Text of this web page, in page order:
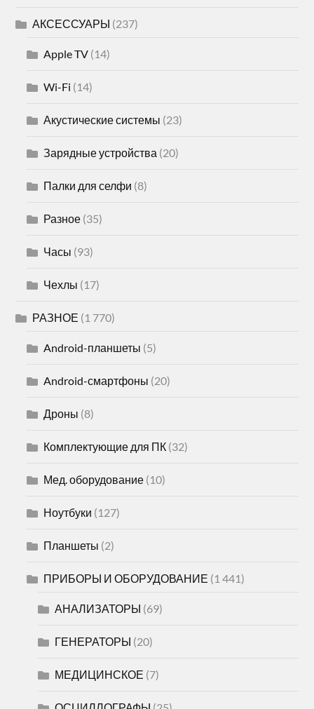
АКСЕССУАРЫ (237)
Apple TV (14)
Wi-Fi (14)
Акустические системы (23)
Зарядные устройства (20)
Палки для селфи (8)
Разное (35)
Часы (93)
Чехлы (17)
РАЗНОЕ (1 770)
Android-планшеты (5)
Android-смартфоны (20)
Дроны (8)
Комплектующие для ПК (32)
Мед. оборудование (10)
Ноутбуки (127)
Планшеты (2)
ПРИБОРЫ И ОБОРУДОВАНИЕ (1 441)
АНАЛИЗАТОРЫ (69)
ГЕНЕРАТОРЫ (20)
МЕДИЦИНСКОЕ (7)